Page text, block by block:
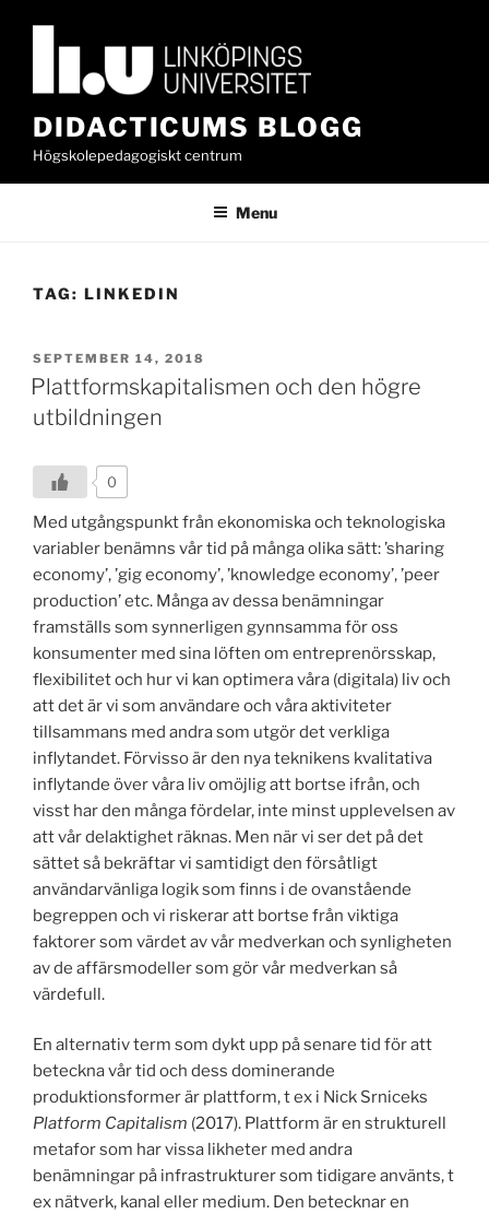
DIDACTICUMS BLOGG
Högskolepedagogiskt centrum
Menu
TAG: LINKEDIN
POSTED
ON
SEPTEMBER 14, 2018
Plattformskapitalismen och den högre
utbildningen
0
Med utgångspunkt från ekonomiska och teknologiska
variabler benämns vår tid på många olika sätt: ’sharing
economy’, ’gig economy’, ’knowledge economy’, ’peer
production’ etc. Många av dessa benämningar
framställs som synnerligen gynnsamma för oss
konsumenter med sina löften om entreprenörsskap,
flexibilitet och hur vi kan optimera våra (digitala) liv och
att det är vi som användare och våra aktiviteter
tillsammans med andra som utgör det verkliga
inflytandet. Förvisso är den nya teknikens kvalitativa
inflytande över våra liv omöjlig att bortse ifrån, och
visst har den många fördelar, inte minst upplevelsen av
att vår delaktighet räknas. Men när vi ser det på det
sättet så bekräftar vi samtidigt den försåtligt
användarvänliga logik som finns i de ovanstående
begreppen och vi riskerar att bortse från viktiga
faktorer som värdet av vår medverkan och synligheten
av de affärsmodeller som gör vår medverkan så
värdefull.
En alternativ term som dykt upp på senare tid för att
beteckna vår tid och dess dominerande
produktionsformer är plattform, t ex i Nick Srniceks
Platform Capitalism (2017). Plattform är en strukturell
metafor som har vissa likheter med andra
benämningar på infrastrukturer som tidigare använts, t
ex nätverk, kanal eller medium. Den betecknar en